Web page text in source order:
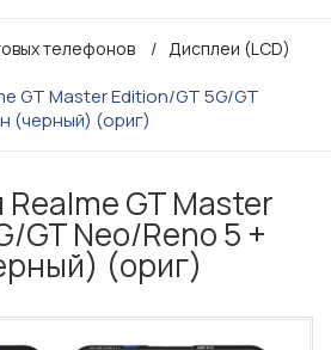
телефонов
Дисплеи (LCD)
GT Master Edition/GT 5G/GT
(черный) (ориг)
GT Master
GT Neo/Reno 5 +
(ориг)